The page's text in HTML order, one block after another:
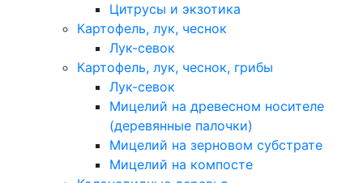
Цитрусы и экзотика
Картофель, лук, чеснок
Лук-севок
Картофель, лук, чеснок, грибы
Лук-севок
Мицелий на древесном носителе
(деревянные палочки)
Мицелий на зерновом субстрате
Мицелий на компосте